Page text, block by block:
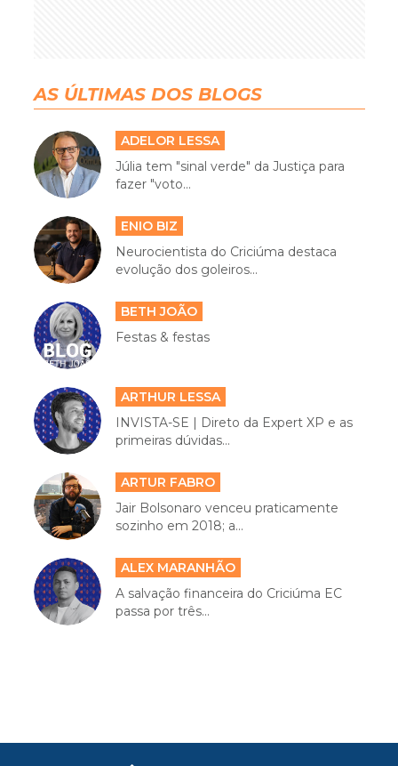
AS ÚLTIMAS DOS BLOGS
ADELOR LESSA
Júlia tem "sinal verde" da Justiça para
fazer "voto...
ENIO BIZ
Neurocientista do Criciúma destaca
evolução dos goleiros...
BETH JOÃO
Festas & festas
ARTHUR LESSA
INVISTA-SE | Direto da Expert XP e as
primeiras dúvidas...
ARTUR FABRO
Jair Bolsonaro venceu praticamente
sozinho em 2018; a...
ALEX MARANHÃO
A salvação financeira do Criciúma EC
passa por três...